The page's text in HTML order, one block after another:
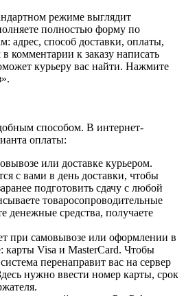
режиме выглядит
полностью форму по
адрес, способ доставки, оплаты,
комментарии к заказу написать
курьеру вас найти. Нажмите
способом. В интернет-
оплаты:
или доставке курьером.
с вами в день доставки, чтобы
подготовить сдачу с любой
товаросопроводительные
денежные средства, получаете
при самовывозе или оформлении в
карты Visa и MasterCard. Чтобы
перенаправит вас на сервер
нужно ввести номер карты, срок